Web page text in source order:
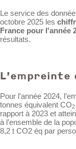
Le service des
octobre 2025 les
France pour l'année
résultats.
L'empreinte
Pour l'année 2024,
tonnes équivalent CO2
rapport à 2023 et
à l’ensemble de la
8,2 t CO2 éq par